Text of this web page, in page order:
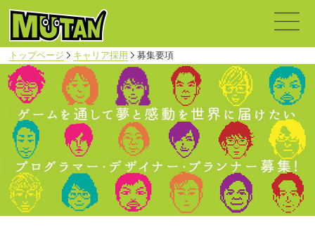
トップページ キャリア採用 募集要項